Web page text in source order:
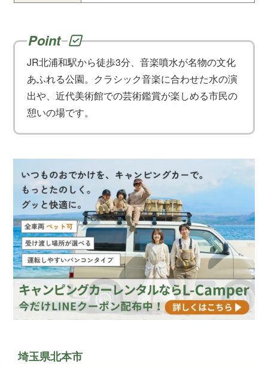
JR北浦和駅から徒歩3分、音楽噴水が名物の文化
あふれる公園。クラシック音楽に合わせた水の演
出や、近代美術館での芸術鑑賞が楽しめる市民の
憩いの場です。
埼玉県北本市